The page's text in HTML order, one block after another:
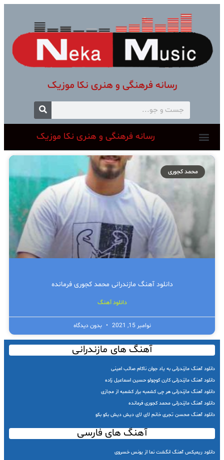
رسانه فرهنگی و هنری نکا موزیک
رسانه فرهنگی و هنری نکا موزیک
محمد کجوری
دانلود آهنگ مازندرانی محمد کجوری فرمانده
دانلود آهنگ
نوامبر 15, 2021 بدون دیدگاه
آهنگ های مازندرانی
دانلود آهنگ مازندرانی به یاد جوان ناکام صائب امینی
دانلود آهنگ مازندرانی کارن کوچولو حسین اسماعیل زاده
دانلود آهنگ مازندرانی هر چی کشمبه برار کشمبه از مجازی
دانلود آهنگ مازندرانی محمد کجوری فرمانده
دانلود آهنگ محسن تجری خانم لای لای دیش دیش بکو بکو
آهنگ های فارسی
دانلود ریمیکس آهنگ انگشت نما از یونس خسروی